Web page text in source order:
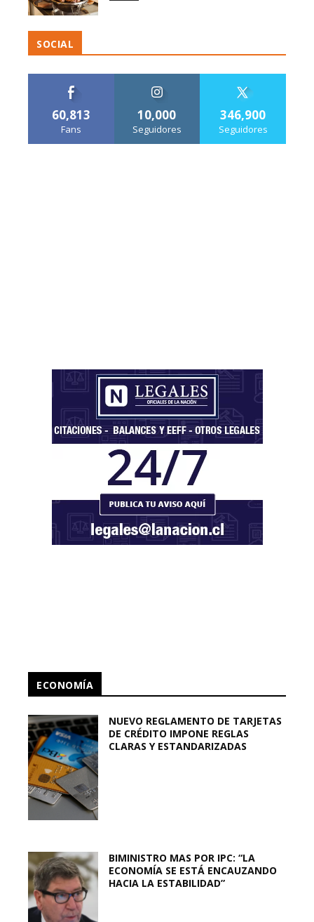
SOCIAL
60,813
Fans
10,000
Seguidores
346,900
Seguidores
ECONOMÍA
NUEVO REGLAMENTO DE TARJETAS
DE CRÉDITO IMPONE REGLAS
CLARAS Y ESTANDARIZADAS
BIMINISTRO MAS POR IPC: “LA
ECONOMÍA SE ESTÁ ENCAUZANDO
HACIA LA ESTABILIDAD”